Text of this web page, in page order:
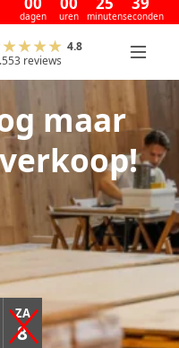
dagen uren minutenseconden
4.8
reviews
maar
ZA
8